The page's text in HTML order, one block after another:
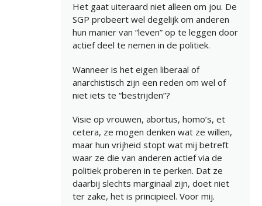
Het gaat uiteraard niet alleen om jou. De
SGP probeert wel degelijk om anderen
hun manier van “leven” op te leggen door
actief deel te nemen in de politiek.
Wanneer is het eigen liberaal of
anarchistisch zijn een reden om wel of
niet iets te “bestrijden”?
Visie op vrouwen, abortus, homo’s, et
cetera, ze mogen denken wat ze willen,
maar hun vrijheid stopt wat mij betreft
waar ze die van anderen actief via de
politiek proberen in te perken. Dat ze
daarbij slechts marginaal zijn, doet niet
ter zake, het is principieel. Voor mij.